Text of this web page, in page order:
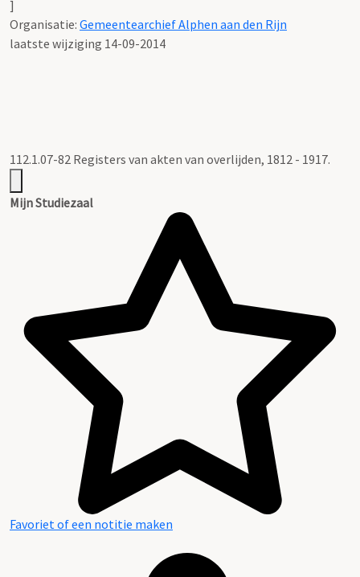
]
Organisatie: Gemeentearchief Alphen aan den Rijn
laatste wijziging 14-09-2014
112.1.07-82 Registers van akten van overlijden, 1812 - 1917.
Mijn Studiezaal
Favoriet of een notitie maken